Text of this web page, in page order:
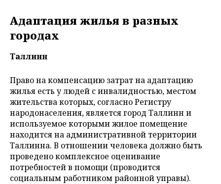
Адаптация жилья в разных
городах
Таллинн
Право на компенсацию затрат на адаптацию
жилья есть у людей с инвалидностью, местом
жительства которых, согласно Регистру
народонаселения, является город Таллинн и
используемое которыми жилое помещение
находится на административной территории
Таллинна. В отношении человека должно быть
проведено комплексное оценивание
потребностей в помощи (проводится
социальным работником районной управы).